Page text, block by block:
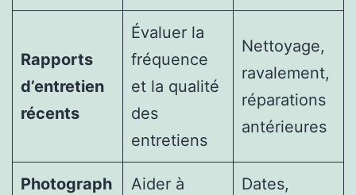
Rapports
d’entretien
récents
Évaluer la
fréquence
et la qualité
des
entretiens
Nettoyage,
ravalement,
réparations
antérieures
Photograph
Aider à
Dates,